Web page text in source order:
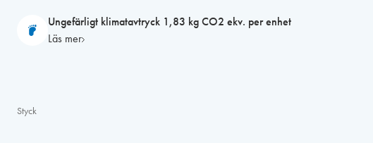
Ungefärligt klimatavtryck 1,83 kg CO2 ekv. per enhet
Läs mer
Styck